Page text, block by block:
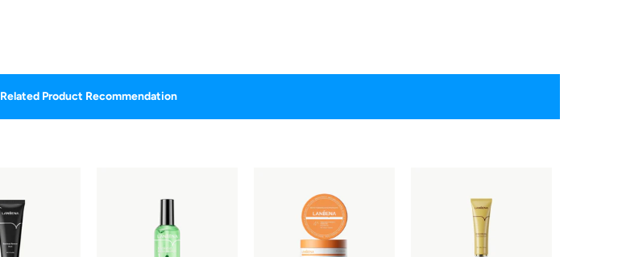
Related Product Recommendation